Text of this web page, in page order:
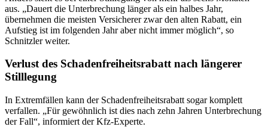
aus. „Dauert die Unterbrechung länger als ein halbes Jahr,
übernehmen die meisten Versicherer zwar den alten Rabatt, ein
Aufstieg ist im folgenden Jahr aber nicht immer möglich“, so
Schnitzler weiter.
Verlust des Schadenfreiheitsrabatt nach längerer
Stilllegung
In Extremfällen kann der Schadenfreiheitsrabatt sogar komplett
verfallen. „Für gewöhnlich ist dies nach zehn Jahren Unterbrechung
der Fall“, informiert der Kfz-Experte.